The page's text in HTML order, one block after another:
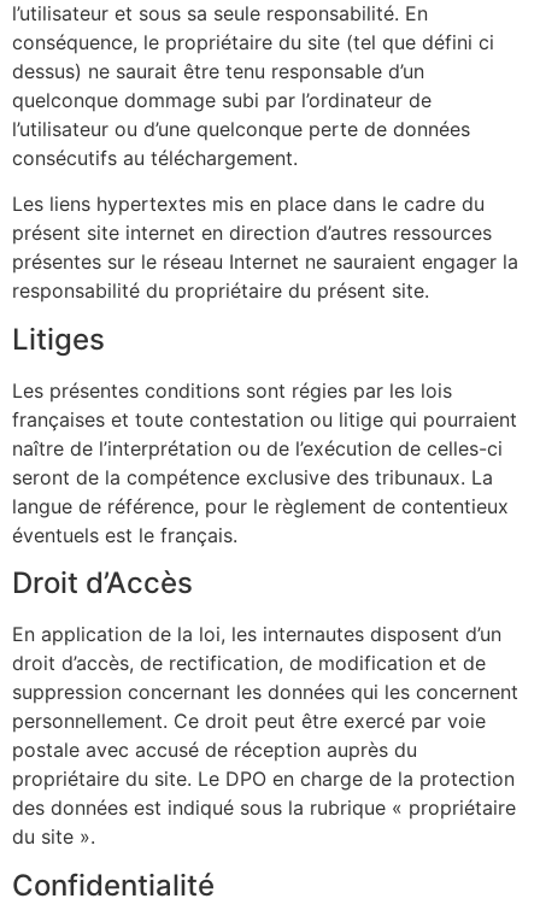
l’utilisateur et sous sa seule responsabilité. En
conséquence, le propriétaire du site (tel que défini ci
dessus) ne saurait être tenu responsable d’un
quelconque dommage subi par l’ordinateur de
l’utilisateur ou d’une quelconque perte de données
consécutifs au téléchargement.
Les liens hypertextes mis en place dans le cadre du
présent site internet en direction d’autres ressources
présentes sur le réseau Internet ne sauraient engager la
responsabilité du propriétaire du présent site.
Litiges
Les présentes conditions sont régies par les lois
françaises et toute contestation ou litige qui pourraient
naître de l’interprétation ou de l’exécution de celles-ci
seront de la compétence exclusive des tribunaux. La
langue de référence, pour le règlement de contentieux
éventuels est le français.
Droit d’Accès
En application de la loi, les internautes disposent d’un
droit d’accès, de rectification, de modification et de
suppression concernant les données qui les concernent
personnellement. Ce droit peut être exercé par voie
postale avec accusé de réception auprès du
propriétaire du site. Le DPO en charge de la protection
des données est indiqué sous la rubrique « propriétaire
du site ».
Confidentialité